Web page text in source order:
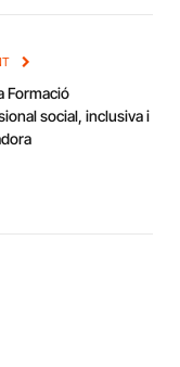
Formació
social, inclusiva i